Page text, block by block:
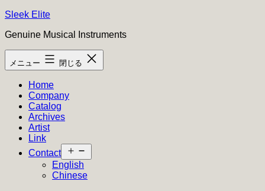
コ
テ
ン
ツ
Sleek Elite
Genuine Musical Instruments
メニュー 閉じる
Home
Company
Catalog
Archives
Artist
Link
Contact
ニ
ー
English
Chinese